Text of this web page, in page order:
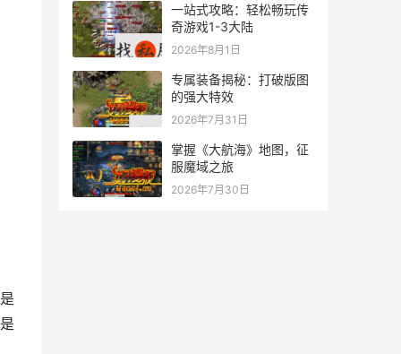
一站式攻略：轻松畅玩传
奇游戏1-3大陆
2026年8月1日
专属装备揭秘：打破版图
的强大特效
2026年7月31日
掌握《大航海》地图，征
服魔域之旅
2026年7月30日